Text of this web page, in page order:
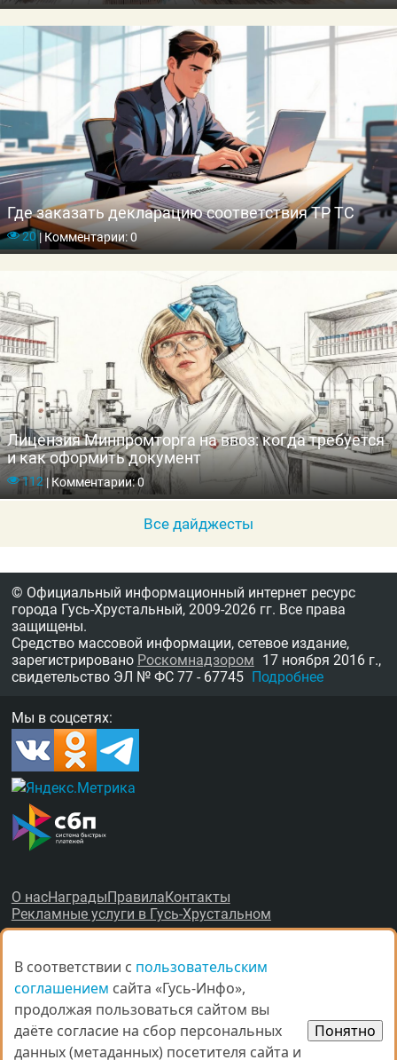
Где заказать декларацию соответствия ТР ТС
20|Комментарии: 0
Лицензия Минпромторга на ввоз: когда требуется
и как оформить документ
112 |Комментарии: 0
Все дайджесты
© Официальный информационный интернет ресурс
города Гусь-Хрустальный, 2009-2026 гг. Все права
защищены.
Средство массовой информации, сетевое издание,
зарегистрировано Роскомнадзором 17 ноября 2016 г.,
свидетельство ЭЛ № ФС 77 - 67745 Подробнее
Мы в соцсетях:
О насНаграды Правила Контакты
Рекламные услуги в Гусь-Хрустальном
© Все права защищены.
При копировании материалов ссыл­ка наgus-info.ru
В соответствии с пользовательским
соглашением сайта «Гусь-Инфо»,
продолжая пользоваться сайтом вы
даёте согласие на сбор персональных
данных (метаданных) посетителя сайта и
Понятно
В соответствии с пользовательским
соглашением сайта «Гусь-Инфо»,
продолжая пользоваться сайтом вы
даёте согласие на сбор персональных
данных (метаданных) посетителя сайта и
Понятно